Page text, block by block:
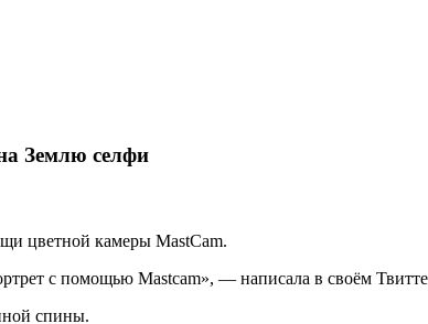
Землю селфи
цветной камеры MastCam.
с помощью Mastcam», — написала в своём
спины.